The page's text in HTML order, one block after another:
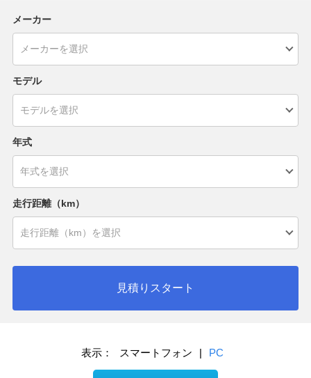
メーカー
モデル
年式
走行距離（km）
見積りスタート
表示： スマートフォン | PC